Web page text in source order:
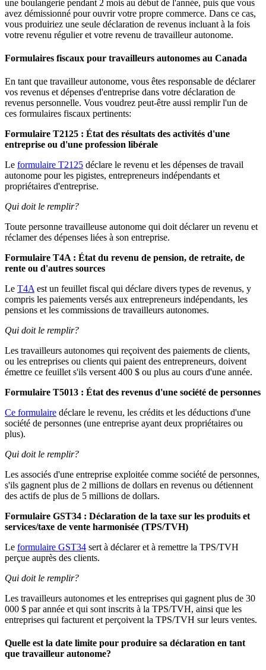
une boulangerie pendant 2 mois au début de l'année, puis que vous
avez démissionné pour ouvrir votre propre commerce. Dans ce cas,
vous produiriez une seule déclaration de revenus incluant à la fois
votre revenu régulier et votre revenu de travailleur autonome.
Formulaires fiscaux pour travailleurs autonomes au Canada
En tant que travailleur autonome, vous êtes responsable de déclarer
vos revenus et dépenses d'entreprise dans votre déclaration de
revenus personnelle. Vous voudrez peut-être aussi remplir l'un de
ces formulaires fiscaux pertinents:
Formulaire T2125 : État des résultats des activités d'une
entreprise ou d'une profession libérale
Le formulaire T2125 déclare le revenu et les dépenses de travail
autonome pour les pigistes, entrepreneurs indépendants et
propriétaires d'entreprise.
Qui doit le remplir?
Toute personne travailleuse autonome qui doit déclarer un revenu et
réclamer des dépenses liées à son entreprise.
Formulaire T4A : État du revenu de pension, de retraite, de
rente ou d'autres sources
Le T4A est un feuillet fiscal qui déclare divers types de revenus, y
compris les paiements versés aux entrepreneurs indépendants, les
pensions et les commissions de travailleurs autonomes.
Qui doit le remplir?
Les travailleurs autonomes qui reçoivent des paiements de clients,
ou les entreprises ou clients qui paient des entrepreneurs, doivent
émettre ce feuillet s'ils versent 400 $ ou plus au cours d'une année.
Formulaire T5013 : État des revenus d'une société de personnes
Ce formulaire déclare le revenu, les crédits et les déductions d'une
société de personnes (une entreprise ayant deux propriétaires ou
plus).
Qui doit le remplir?
Les associés d'une entreprise exploitée comme société de personnes,
s'ils gagnent plus de 2 millions de dollars en revenus ou détiennent
des actifs de plus de 5 millions de dollars.
Formulaire GST34 : Déclaration de la taxe sur les produits et
services/taxe de vente harmonisée (TPS/TVH)
Le formulaire GST34 sert à déclarer et à remettre la TPS/TVH
perçue auprès des clients.
Qui doit le remplir?
Les travailleurs autonomes et les entreprises qui gagnent plus de 30
000 $ par année et qui sont inscrits à la TPS/TVH, ainsi que les
entreprises qui facturent et perçoivent la TPS/TVH sur leurs ventes.
Quelle est la date limite pour produire sa déclaration en tant
que travailleur autonome?